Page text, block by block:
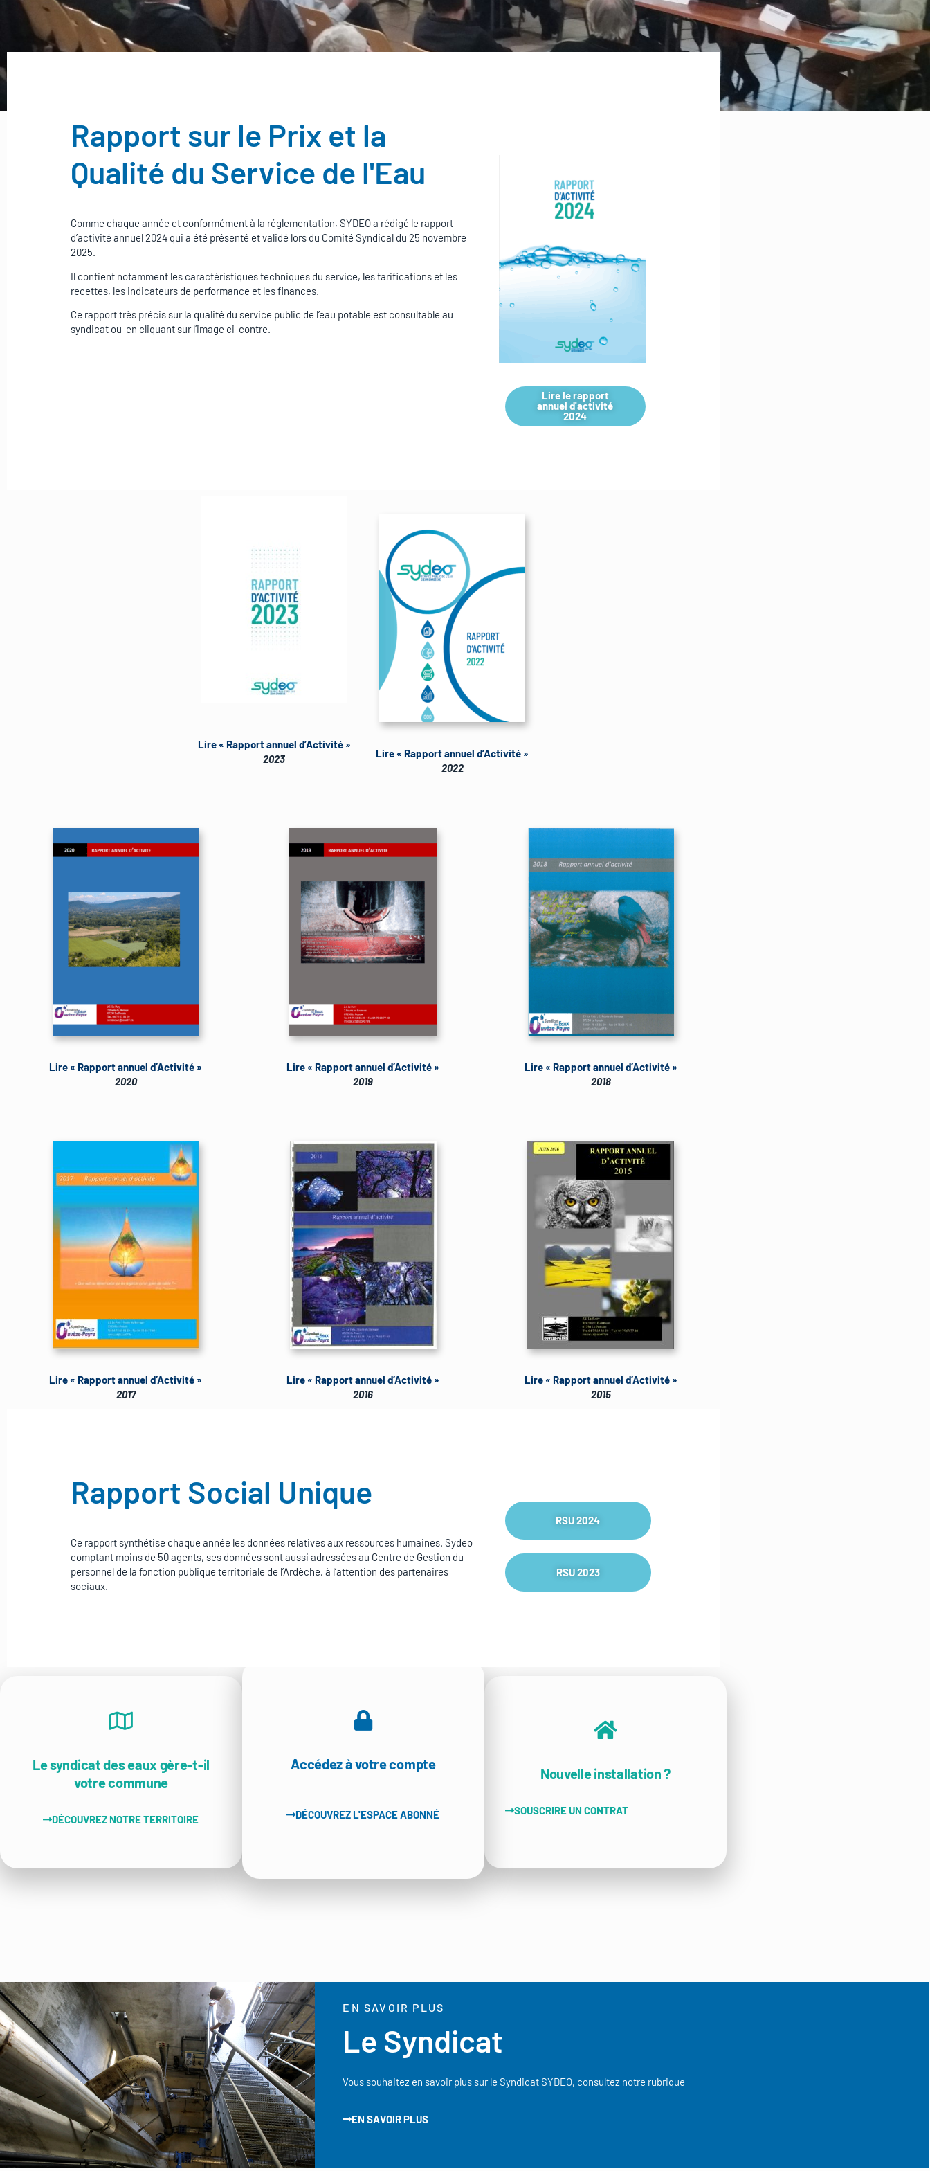
Rapport sur le Prix et la
Qualité du Service de l'Eau
Comme chaque année et conformément à la réglementation, SYDEO a rédigé le rapport
d’activité annuel 2024 qui a été présenté et validé lors du Comité Syndical du 25 novembre
2025.
Il contient notamment les caractéristiques techniques du service, les tarifications et les
recettes, les indicateurs de performance et les finances.
Ce rapport très précis sur la qualité du service public de l’eau potable est consultable au
syndicat ou en cliquant sur l’image ci-contre.
Lire le rapport
annuel d'activité
2024
Lire « Rapport annuel d’Activité »
2023
Lire « Rapport annuel d’Activité »
2022
Lire « Rapport annuel d’Activité »
2020
Lire « Rapport annuel d’Activité »
2019
Lire « Rapport annuel d’Activité »
2018
Lire « Rapport annuel d’Activité »
2017
Lire « Rapport annuel d’Activité »
2016
Lire « Rapport annuel d’Activité »
2015
Rapport Social Unique
Ce rapport synthétise chaque année les données relatives aux ressources humaines. Sydeo
comptant moins de 50 agents, ses données sont aussi adressées au Centre de Gestion du
personnel de la fonction publique territoriale de l’Ardèche, à l’attention des partenaires
sociaux.
RSU 2024
RSU 2023
Le syndicat des eaux gère-t-il
votre commune
DÉCOUVREZ NOTRE TERRITOIRE
Accédez à votre compte
DÉCOUVREZ L'ESPACE ABONNÉ
Nouvelle installation ?
SOUSCRIRE UN CONTRAT
EN SAVOIR PLUS
Le Syndicat
Vous souhaitez en savoir plus sur le Syndicat SYDEO, consultez notre rubrique
EN SAVOIR PLUS